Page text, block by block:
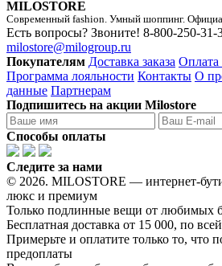
MILOSTORE
Современный fashion. Умный шоппинг.
Есть вопросы? Звоните! 8-800-250-31-
milostore@milogroup.ru
Покупателям Доставка заказа Оплата
Программа лояльности Контакты О
данные Партнерам
Подпишитесь на акции Milostore
Способы оплаты
Следите за нами
© 2026. MILOSTORE — интернет-
люкс и премиум
Только подлинные вещи от любимых
Бесплатная доставка от 15 000, по
Примерьте и оплатите только то, что
предоплаты